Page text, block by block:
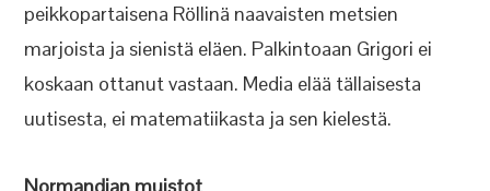
peikkopartaisena Röllinä naavaisten metsien
marjoista ja sienistä eläen. Palkintoaan Grigori ei
koskaan ottanut vastaan. Media elää tällaisesta
uutisesta, ei matematiikasta ja sen kielestä.